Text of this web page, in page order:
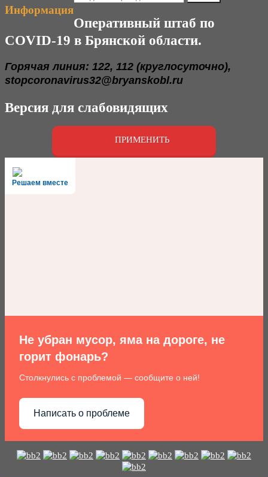
Информация
Оперативный штаб по
COVID-19 в Брянской области.
Горячая линия: 122, 112 (круглосуточно),
stopcoronavirus32@bryanskobl.ru
Версия для слабовидящих
ПРИМЕНИТЬ
Решаем вместе
Не убран мусор, яма на дороге, не
горит фонарь?
Столкнулись с проблемой — сообщите о ней!
Написать о проблеме